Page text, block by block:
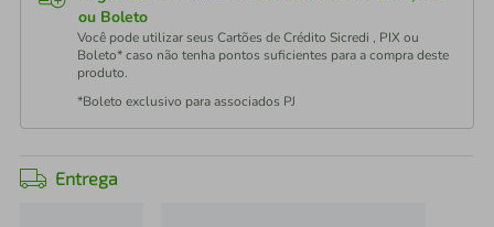
ou Boleto
Você pode utilizar seus Cartões de Crédito Sicredi , PIX ou
Boleto* caso não tenha pontos suficientes para a compra deste
produto.
*Boleto exclusivo para associados PJ
Entrega